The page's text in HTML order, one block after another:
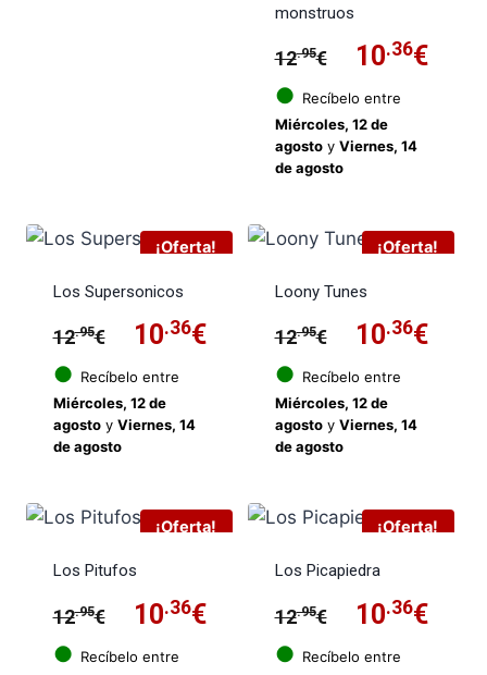
monstruos
12.95€
El
precio
original
12.95€.
10.36€El
● Recíbelo entre
Miércoles, 12 de
agostoy Viernes, 14
de agosto
¡Oferta!
Los Supersonicos
12.95€
El
precio
original
12.95€.
10.36€El
precio
actual
10.36€.
● Recíbelo entre
Miércoles, 12 de
agostoy Viernes, 14
de agosto
¡Oferta!
Loony Tunes
12.95€
El
precio
original
12.95€.
10.36€El
● Recíbelo entre
Miércoles, 12 de
agostoy Viernes, 14
de agosto
¡Oferta!
Los Pitufos
12.95€
El
precio
10.36€El
precio
● Recíbelo entre
¡Oferta!
Los Picapiedra
12.95€
El
precio
10.36€El
● Recíbelo entre